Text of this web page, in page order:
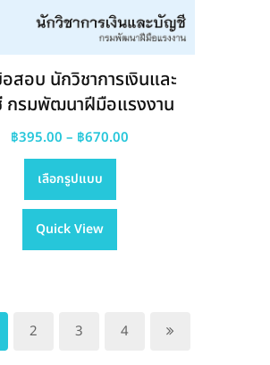
สอบ นักวิชาการเงินและ
รมพัฒนาฝีมือแรงงาน
฿395.00 – ฿670.00
เลือกรูปแบบ
This
has
variants.
may
Quick View
2 3 4